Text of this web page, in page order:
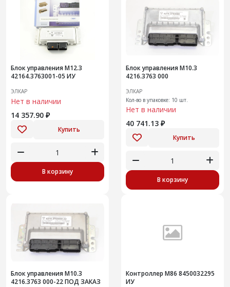
Блок управления М12.3
42164.3763001-05 ИУ
ЭЛКАР
Нет в наличии
14 357.90 ₽
Купить
В корзину
Блок управления М10.3
4216.3763 000
ЭЛКАР
Кол-во в упаковке: 10 шт.
Нет в наличии
40 741.13 ₽
Купить
В корзину
Блок управления М10.3
4216.3763 000-22 ПОД ЗАКАЗ
Контроллер М86 8450032295
ИУ